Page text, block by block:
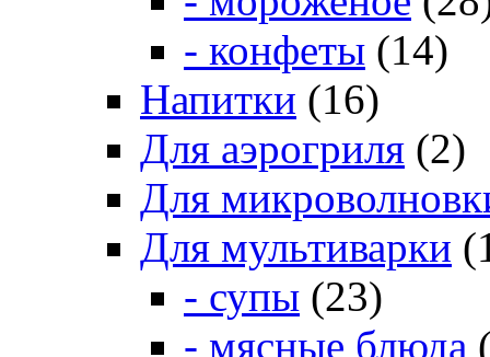
- конфеты (14)
Напитки (16)
Для аэрогриля (2)
Для
Для мультиварки
- супы (23)
- мясные блюда